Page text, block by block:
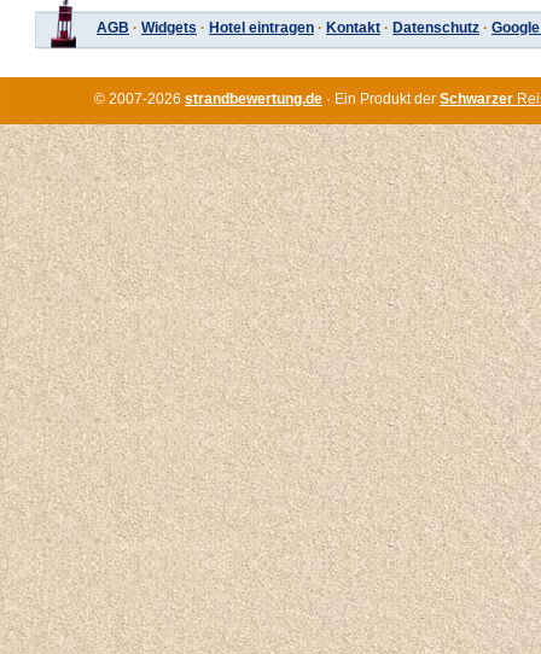
AGB · Widgets · Hotel eintragen · Kontakt · Datenschutz ·
© 2007-2026 strandbewertung.de · Ein Produkt der Schwarzer